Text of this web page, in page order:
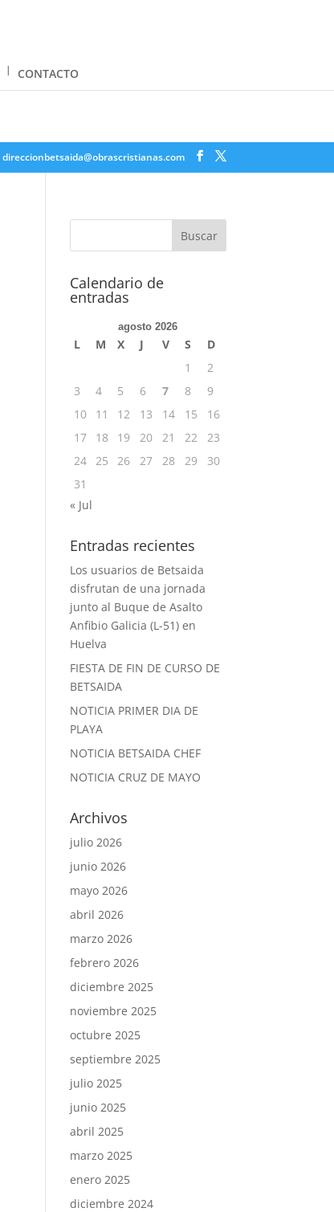
direccionbetsaida@obrascristianas.com
CONTACTO
Calendario de
entradas
agosto 2026
L M X J V S
D
1
2
3
4 5 6 7 8
9
10
11 12 13 14 15
16
17
18 19 20 21 22
23
24 25 26 27 28 29
30
31
« Jul
Entradas recientes
Los usuarios de Betsaida
disfrutan de una jornada
junto al Buque de Asalto
Anfibio Galicia (L-51) en
Huelva
FIESTA DE FIN DE CURSO DE
BETSAIDA
NOTICIA PRIMER DIA DE
PLAYA
NOTICIA BETSAIDA CHEF
NOTICIA CRUZ DE MAYO
Archivos
julio 2026
junio 2026
mayo 2026
abril 2026
marzo 2026
febrero 2026
diciembre 2025
noviembre 2025
octubre 2025
septiembre 2025
julio 2025
junio 2025
abril 2025
marzo 2025
enero 2025
diciembre 2024